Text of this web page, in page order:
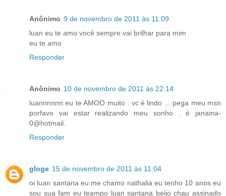
Anônimo 9 de novembro de 2011 às 11:09
luan eu te amo você sempre vai brilhar para mim
eu te amo
Responder
Anônimo 10 de novembro de 2011 às 22:14
luannnnnn eu te AMOO muito . vc é lindo ... pega meu msn
porfavo vai estar realizando meu sonho . é janaina-
0@hotmail.
Responder
gloge 15 de novembro de 2011 às 11:04
oi luan santana eu me chamo nathalia eu tenho 10 anos eu
sou sua fam eu teampo luan santana beijo chau assinado